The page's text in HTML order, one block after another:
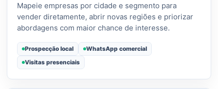
Mapeie empresas por cidade e segmento para
vender diretamente, abrir novas regiões e priorizar
abordagens com maior chance de interesse.
Prospecção local
WhatsApp comercial
Visitas presenciais